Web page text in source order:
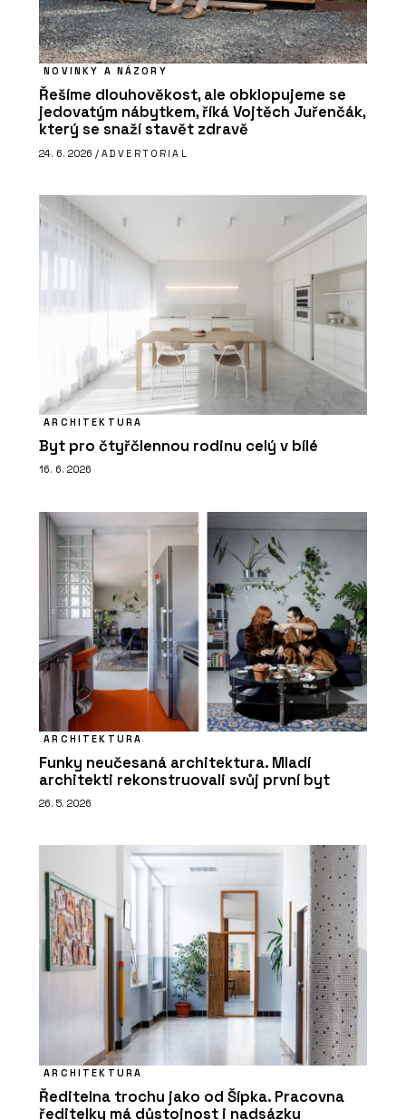
NOVINKY A NÁZORY
Řešíme dlouhověkost, ale obklopujeme se
jedovatým nábytkem, říká Vojtěch Juřenčák,
který se snaží stavět zdravě
24. 6. 2026 / ADVERTORIAL
ARCHITEKTURA
Byt pro čtyřčlennou rodinu celý v bílé
16. 6. 2026
ARCHITEKTURA
Funky neučesaná architektura. Mladí
architekti rekonstruovali svůj první byt
26. 5. 2026
ARCHITEKTURA
Ředitelna trochu jako od Šípka. Pracovna
ředitelky má důstojnost i nadsázku